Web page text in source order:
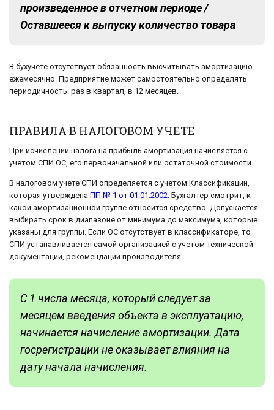
произведенное в отчетном периоде /
Оставшееся к выпуску количество товара
В бухучете отсутствует обязанность высчитывать амортизацию
ежемесячно. Предприятие может самостоятельно определять
периодичность: раз в квартал, в 12 месяцев.
ПРАВИЛА В НАЛОГОВОМ УЧЕТЕ
При исчислении налога на прибыль амортизация начисляется с
учетом СПИ ОС, его первоначальной или остаточной стоимости.
В налоговом учете СПИ определяется с учетом Классификации,
которая утверждена ПП № 1 от 01.01.2002. Бухгалтер смотрит, к
какой амортизационной группе относится средство. Допускается
выбирать срок в диапазоне от минимума до максимума, которые
указаны для группы. Если ОС отсутствует в классификаторе, то
СПИ устанавливается самой организацией с учетом технической
документации, рекомендаций производителя.
С 1 числа месяца, который следует за
месяцем введения объекта в эксплуатацию,
начинается начисление амортизации. Дата
госрегистрации не оказывает влияния на
дату начала начисления.